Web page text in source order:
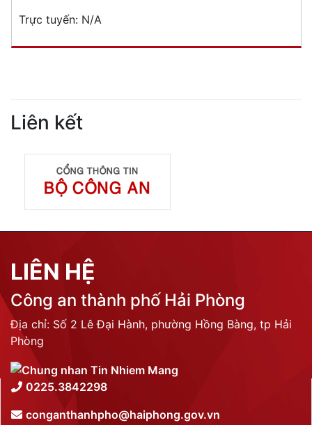
Trực tuyến: N/A
Liên kết
LIÊN HỆ
Công an thành phố Hải Phòng
Địa chỉ: Số 2 Lê Đại Hành, phường Hồng Bàng, tp Hải
Phòng
0225.3842298
conganthanhpho@haiphong.gov.vn